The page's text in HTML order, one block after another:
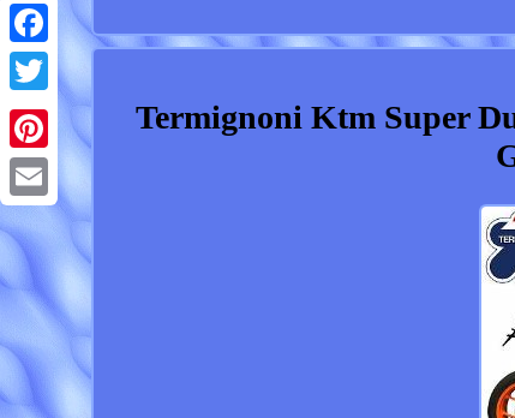
Facebook
Twitter
Pinterest
Email
Termignoni Ktm Super